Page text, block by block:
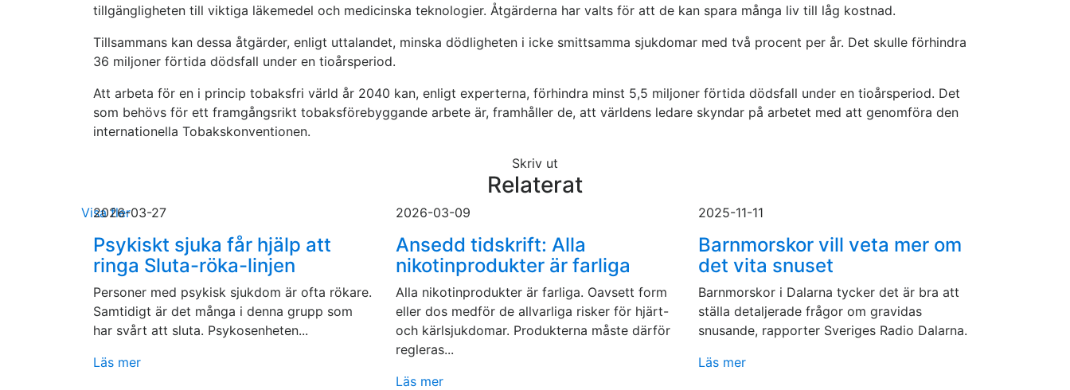
tillgängligheten till viktiga läkemedel och medicinska teknologier. Åtgärderna har valts för att de kan spara många liv till låg kostnad.
Tillsammans kan dessa åtgärder, enligt uttalandet, minska dödligheten i icke smittsamma sjukdomar med två procent per år. Det skulle förhindra
36 miljoner förtida dödsfall under en tioårsperiod.
Att arbeta för en i princip tobaksfri värld år 2040 kan, enligt experterna, förhindra minst 5,5 miljoner förtida dödsfall under en tioårsperiod. Det
som behövs för ett framgångsrikt tobaksförebyggande arbete är, framhåller de, att världens ledare skyndar på arbetet med att genomföra den
internationella Tobakskonventionen.
Skriv ut
Relaterat
2026-03-27
Psykiskt sjuka får hjälp att
ringa Sluta-röka-linjen
Personer med psykisk sjukdom är ofta rökare.
Samtidigt är det många i denna grupp som
har svårt att sluta. Psykosenheten...
Läs mer
2026-03-09
Ansedd tidskrift: Alla
nikotinprodukter är farliga
Alla nikotinprodukter är farliga. Oavsett form
eller dos medför de allvarliga risker för hjärt-
och kärlsjukdomar. Produkterna måste därför
regleras...
Läs mer
2025-11-11
Barnmorskor vill veta mer om
det vita snuset
Barnmorskor i Dalarna tycker det är bra att
ställa detaljerade frågor om gravidas
snusande, rapporter Sveriges Radio Dalarna.
Läs mer
Visa fler